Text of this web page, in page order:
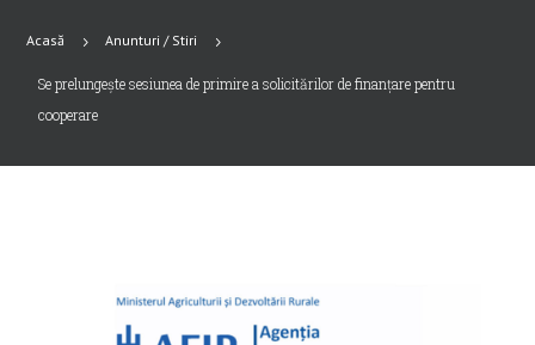
Acasă 5 Anunturi / Stiri 5
Se prelungește sesiunea de primire a solicitărilor de finanțare pentru
cooperare